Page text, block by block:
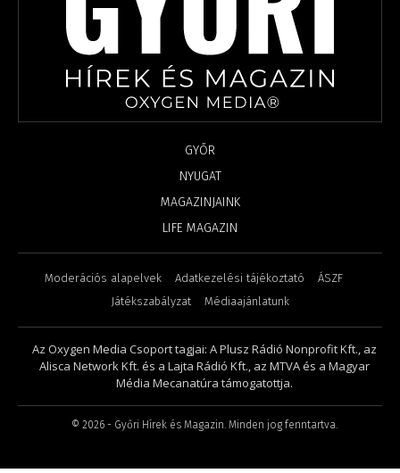
GYŐR
NYUGAT
MAGAZINJAINK
LIFE MAGAZIN
Moderációs alapelvek Adatkezelési tájékoztató
ÁSZF
Játékszabályzat
Médiaajánlatunk
Az Oxygen Media Csoport tagjai: A Plusz Rádió Nonprofit Kft., az
Alisca Network Kft. és a Lajta Rádió Kft., az MTVA és a Magyar
Média Mecanatúra támogatottja.
© 2026 - Győri Hírek és Magazin. Minden jog fenntartva.